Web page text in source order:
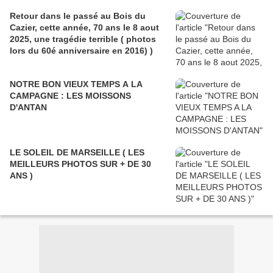
Retour dans le passé au Bois du
Cazier, cette année, 70 ans le 8 aout
2025, une tragédie terrible ( photos
lors du 60é anniversaire en 2016) )
NOTRE BON VIEUX TEMPS A LA
CAMPAGNE : LES MOISSONS
D'ANTAN
LE SOLEIL DE MARSEILLE ( LES
MEILLEURS PHOTOS SUR + DE 30
ANS )